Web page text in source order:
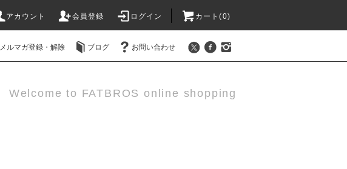
アカウント 会員登録 ログイン カート(0)
メルマガ登録・解除 ブログ お問い合わせ
Welcome to FATBROS online shopping